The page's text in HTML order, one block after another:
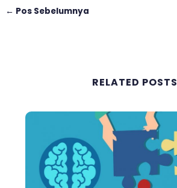
← Pos Sebelumnya
RELATED POSTS